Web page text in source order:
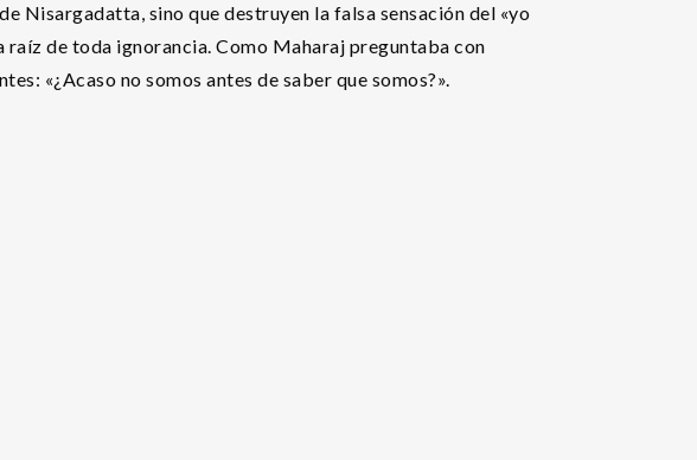
Nisargadatta, sino que destruyen la falsa sensación del «yo
raíz de toda ignorancia. Como Maharaj preguntaba con
«¿Acaso no somos antes de saber que somos?».